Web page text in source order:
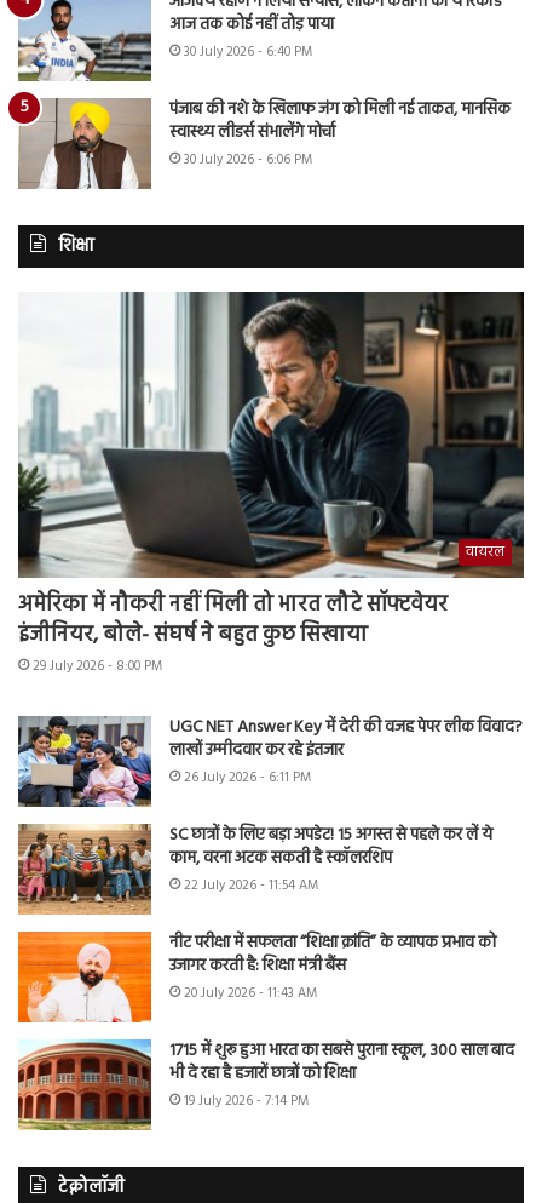
आज तक कोई नहीं तोड़ पाया
30 July 2026 - 6:40 PM
पंजाब की नशे के खिलाफ जंग को मिली नई ताकत, मानसिक
स्वास्थ्य लीडर्स संभालेंगे मोर्चा
30 July 2026 - 6:06 PM
शिक्षा
वायरल
अमेरिका में नौकरी नहीं मिली तो भारत लौटे सॉफ्टवेयर
इंजीनियर, बोले- संघर्ष ने बहुत कुछ सिखाया
29 July 2026 - 8:00 PM
UGC NET Answer Key में देरी की वजह पेपर लीक विवाद?
लाखों उम्मीदवार कर रहे इंतजार
26 July 2026 - 6:11 PM
SC छात्रों के लिए बड़ा अपडेट! 15 अगस्त से पहले कर लें ये
काम, वरना अटक सकती है स्कॉलरशिप
22 July 2026 - 11:54 AM
नीट परीक्षा में सफलता “शिक्षा क्रांति” के व्यापक प्रभाव को
उजागर करती है: शिक्षा मंत्री बैंस
20 July 2026 - 11:43 AM
1715 में शुरू हुआ भारत का सबसे पुराना स्कूल, 300 साल बाद
भी दे रहा है हजारों छात्रों को शिक्षा
19 July 2026 - 7:14 PM
टेक्नोलॉजी